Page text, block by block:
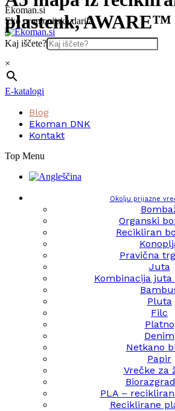
Skip
to
content
Ekoman.si
Eko promocijska darila
Kaj iščete?
×
E-katalogi
Blog
Ekoman DNK
Kontakt
Top Menu
Okolju prijazne
Organski
Recikliran
Pravična
Juta
Kombinacija
Pluta
Filc
Platno
Denim
Netkano
Papir
Vrečke za
PLA –
Reciklirane
plastenk,